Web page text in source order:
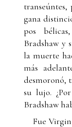
gana
pos
Bradshaw y
la muerte
más
desmoronó,
su lujo.
Bradshaw
Fue